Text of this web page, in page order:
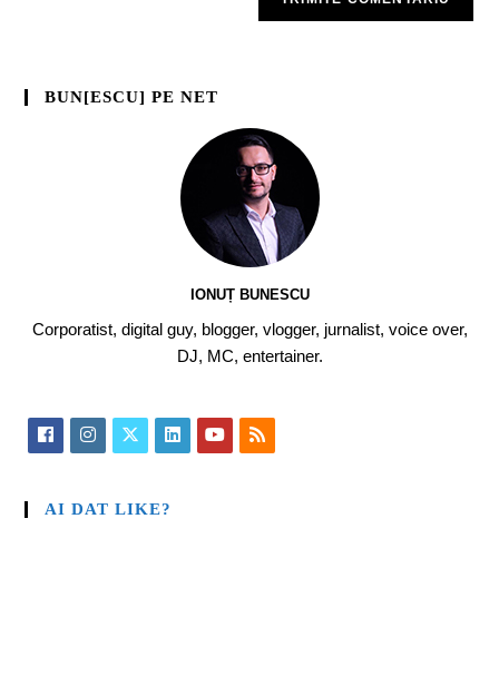
BUN[ESCU] PE NET
IONUȚ BUNESCU
Corporatist, digital guy, blogger, vlogger, jurnalist, voice over,
DJ, MC, entertainer.
AI DAT LIKE?